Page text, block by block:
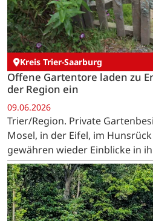
Kreis Trier-Saarburg
Offene Gartentore laden zu
der Region ein
09.06.2026
Trier/Region. Private
Mosel, in der Eifel, im
gewähren wieder Einblicke in